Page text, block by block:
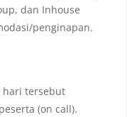
dan Inhouse
penginapan.
hari tersebut
(on call).